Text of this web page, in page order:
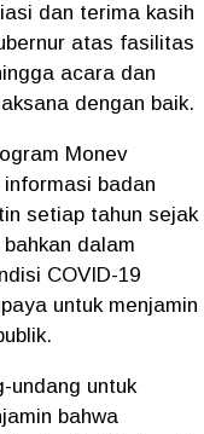
dan terima kasih
atas fasilitas
acara dan
dengan baik.
Monev
badan
setiap tahun sejak
dalam
COVID-19
untuk menjamin
undang untuk
bahwa